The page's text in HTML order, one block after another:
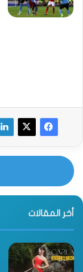
أخر المقالات